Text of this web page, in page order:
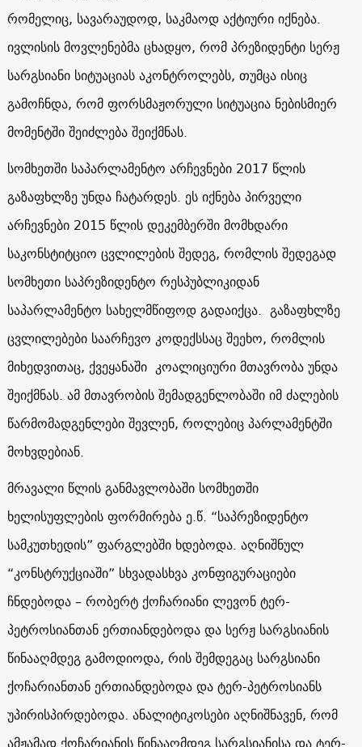
რომელიც, სავარაუდოდ, საკმაოდ აქტიური იქნება.
ივლისის მოვლენებმა ცხადყო, რომ პრეზიდენტი სერჟ
სარგსიანი სიტუაციას აკონტროლებს, თუმცა ისიც
გამოჩნდა, რომ ფორსმაჟორული სიტუაცია ნებისმიერ
მომენტში შეიძლება შეიქმნას.
სომხეთში საპარლამენტო არჩევნები 2017 წლის
გაზაფხლზე უნდა ჩატარდეს. ეს იქნება პირველი
არჩევნები 2015 წლის დეკემბერში მომხდარი
საკონსტიტციო ცვლილების შედეგ, რომლის შედეგად
სომხეთი საპრეზიდენტო რესპუბლიკიდან
საპარლამენტო სახელმწიფოდ გადაიქცა. გაზაფხლზე
ცვლილებები საარჩევო კოდექსსაც შეეხო, რომლის
მიხედვითაც, ქვეყანაში კოალიციური მთავრობა უნდა
შეიქმნას. ამ მთავრობის შემადგენლობაში იმ ძალების
წარმომადგენლები შევლენ, როლებიც პარლამენტში
მოხვდებიან.
მრავალი წლის განმავლობაში სომხეთში
ხელისუფლების ფორმირება ე.წ. “საპრეზიდენტო
სამკუთხედის” ფარგლებში ხდებოდა. აღნიშნულ
“კონსტრუქციაში” სხვადასხვა კონფიგურაციები
ჩნდებოდა – რობერტ ქოჩარიანი ლევონ ტერ-
პეტროსიანთან ერთიანდებოდა და სერჟ სარგსიანის
წინააღმდეგ გამოდიოდა, რის შემდეგაც სარგსიანი
ქოჩარიანთან ერთიანდებოდა და ტერ-პეტროსიანს
უპირისპირდებოდა. ანალიტიკოსები აღნიშნავენ, რომ